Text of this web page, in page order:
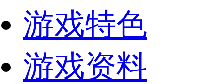
游戏特色
游戏资料